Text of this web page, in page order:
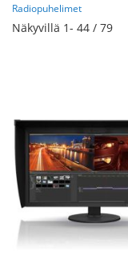
Näkyvillä 1- 44 / 79
Radiopuhelimet